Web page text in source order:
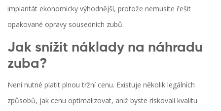
implantát ekonomicky výhodnější, protože nemusíte řešit
opakované opravy sousedních zubů.
Jak snížit náklady na náhradu
zuba?
Není nutné platit plnou tržní cenu. Existuje několik legálních
způsobů, jak cenu optimalizovat, aniž byste riskovali kvalitu